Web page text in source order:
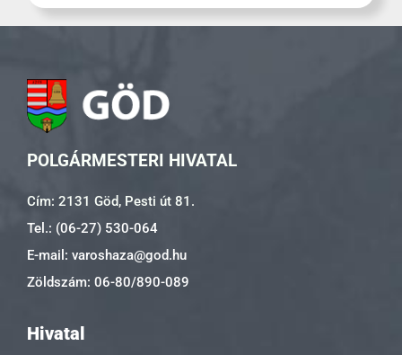
POLGÁRMESTERI HIVATAL
Cím: 2131 Göd, Pesti út 81.
Tel.: (06-27) 530-064
E-mail: varoshaza@god.hu
Zöldszám: 06-80/890-089
Hivatal